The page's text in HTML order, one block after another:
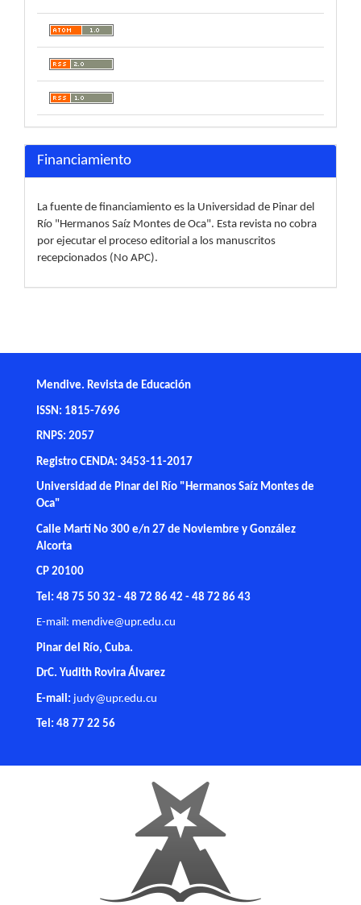
Financiamiento
La fuente de financiamiento es la Universidad de Pinar del
Río "Hermanos Saíz Montes de Oca". Esta revista no cobra
por ejecutar el proceso editorial a los manuscritos
recepcionados (No APC).
Mendive. Revista de Educación
ISSN: 1815-7696
RNPS: 2057
Registro CENDA: 3453-11-2017
Universidad de Pinar del Río "Hermanos Saíz Montes de
Oca"
Calle Martí No 300 e/n 27 de Noviembre y González
Alcorta
CP 20100
Tel: 48 75 50 32 - 48 72 86 42 - 48 72 86 43
E-mail: mendive@upr.edu.cu
Pinar del Río, Cuba.
DrC. Yudith Rovira Álvarez
E-mail: judy@upr.edu.cu
Tel: 48 77 22 56